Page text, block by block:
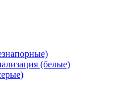
(белые)